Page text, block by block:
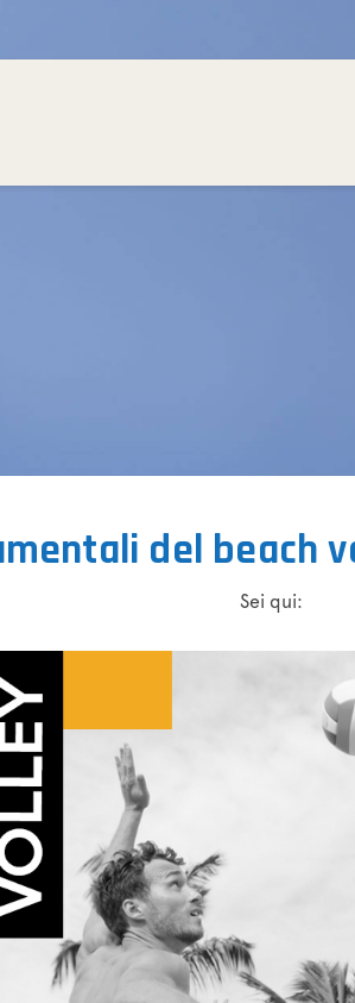
del beach
Sei qui: